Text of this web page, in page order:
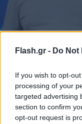
Flash.gr - Do
If you wish to opt-
processing of your
targeted advertising
section to confirm
opt-out request is
Το τέλος